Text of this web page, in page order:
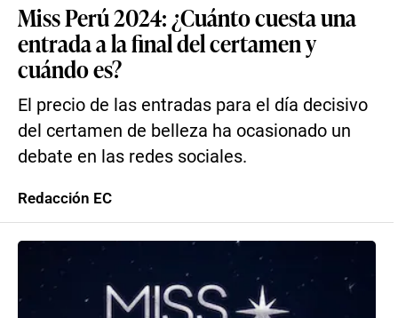
Miss Perú 2024: ¿Cuánto cuesta una
entrada a la final del certamen y
cuándo es?
El precio de las entradas para el día decisivo
del certamen de belleza ha ocasionado un
debate en las redes sociales.
Redacción EC